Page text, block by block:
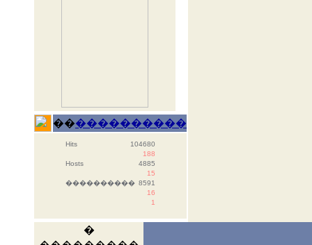
������������
Hits
104680
188
Hosts
4885
15
���������� 8591
16
1
�